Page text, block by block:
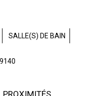
SALLE(S) DE BAIN
PROXIMITÉS